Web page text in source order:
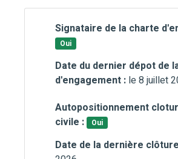
Signataire de la charte
Oui
Date du dernier dépot de
d'engagement : le 8 juillet
Autopositionnement
civile :
Oui
Date de la dernière